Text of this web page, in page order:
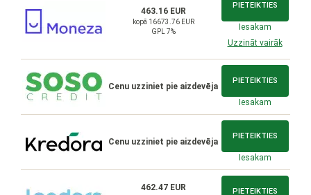
463.16 EUR
kopā 16673.76 EUR
GPL 7%
PIETEIKTIES
Iesakam
Uzzināt vairāk
Cenu uzziniet pie aizdevēja
PIETEIKTIES
Iesakam
Cenu uzziniet pie aizdevēja
PIETEIKTIES
Iesakam
462.47 EUR PIETEIKTIES